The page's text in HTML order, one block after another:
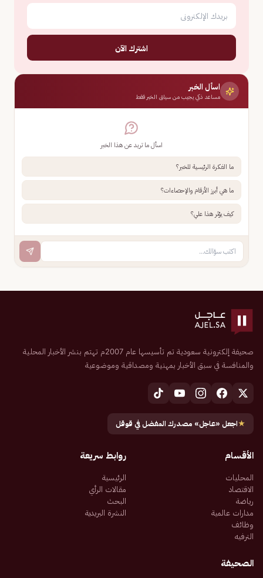
اشترك الآن
اسأل الخبر
مساعد ذكي يجيب من سياق الخبر فقط
اسأل ما تريد عن هذا الخبر
ما الفكرة الرئيسية للخبر؟
ما هي أبرز الأرقام والإحصاءات؟
كيف يؤثر هذا علي؟
صحيفة إلكترونية سعودية تم تأسيسها عام 2007م تهتم بنشر الأخبار المحلية
والمنافسة في سبق الأخبار بمهنية ومصداقية وموضوعية
★اجعل «عاجل» مصدرك المفضل في قوقل
الأقسام
المحليات
الاقتصاد
رياضة
مدارات عالمية
وظائف
الترفيه
روابط سريعة
الرئيسية
مقالات الرأي
البحث
النشرة البريدية
الصحيفة